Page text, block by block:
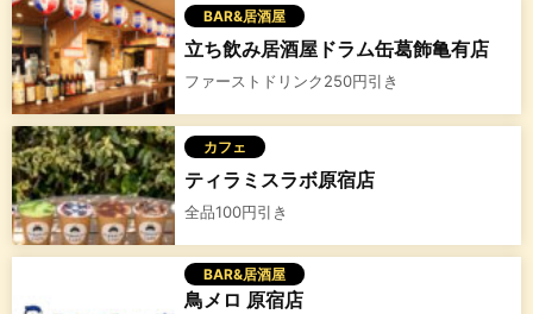
BAR&居酒屋
立ち飲み居酒屋ドラム缶葛飾亀有店
ファーストドリンク250円引き
カフェ
ティラミスラボ原宿店
全品100円引き
BAR&居酒屋
鳥メロ 原宿店